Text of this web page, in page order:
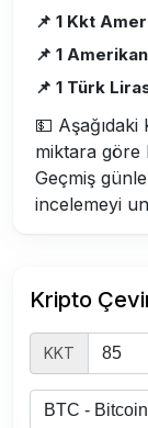
📌 1 Kkt
📌 1
📌 1 Türk
💵
miktara göre
Geçmiş
incelemeyi
Kripto
KKT